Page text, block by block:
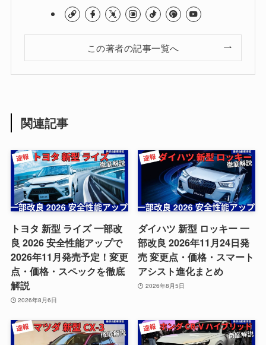
この著者の記事一覧へ
関連記事
トヨタ 新型 ライズ 一部改
良 2026 安全性能アップで
2026年11月発売予定！変更
点・価格・スペックを徹底
解説
2026年8月6日
ダイハツ 新型 ロッキー 一
部改良 2026年11月24日発
売 変更点・価格・スマート
アシスト進化まとめ
2026年8月5日